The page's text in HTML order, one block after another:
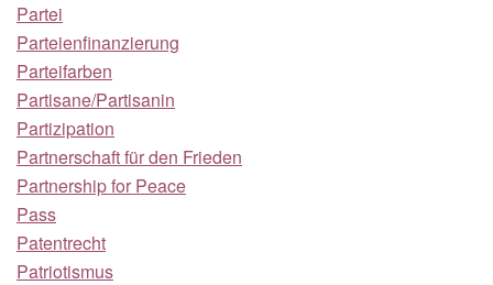
Partei
Parteienfinanzierung
Parteifarben
Partisane/Partisanin
Partizipation
Partnerschaft für den Frieden
Partnership for Peace
Pass
Patentrecht
Patriotismus